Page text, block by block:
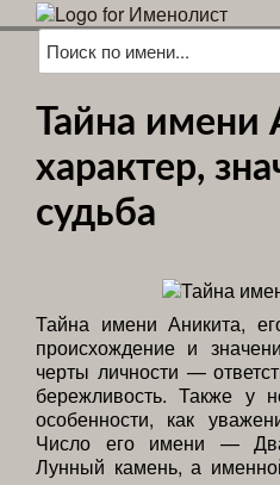
Тайна имени
характер,
судьба
Тайна имени Аникита,
происхождение и
черты личности —
бережливость. Также у
особенности, как
Число его имени —
Лунный камень, а